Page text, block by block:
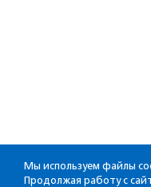
Мы используем файлы
Продолжая работу с